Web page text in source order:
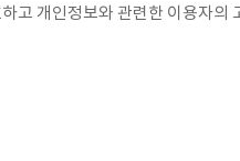
고 개인정보와 관련한 이용자의